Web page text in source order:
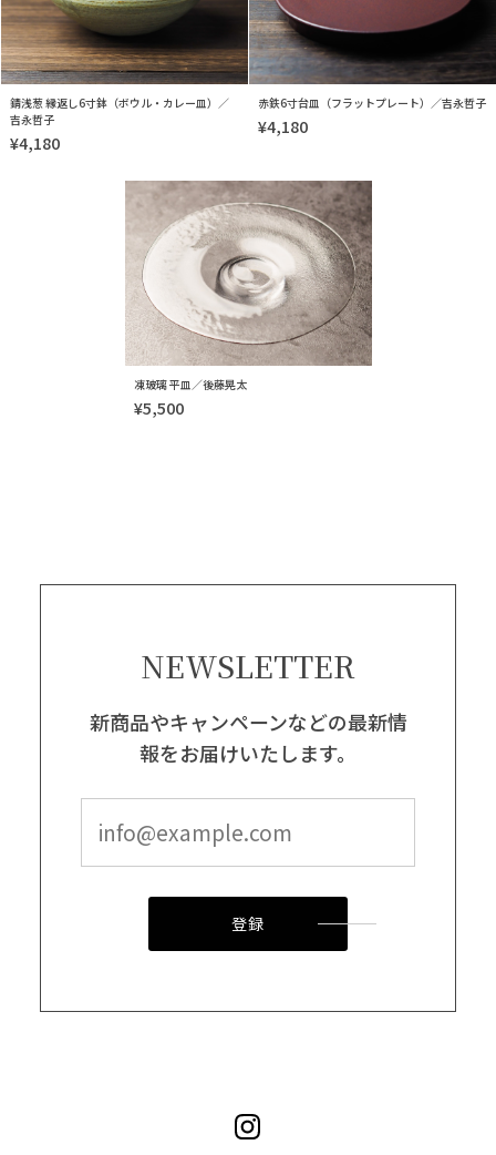
錆浅葱 縁返し6寸鉢（ボウル・カレー皿）／
吉永哲子
¥4,180
赤鉄6寸台皿（フラットプレート）／吉永哲子
¥4,180
凍玻璃 平皿／後藤晃太
¥5,500
NEWSLETTER
新商品やキャンペーンなどの最新情
報をお届けいたします。
登録